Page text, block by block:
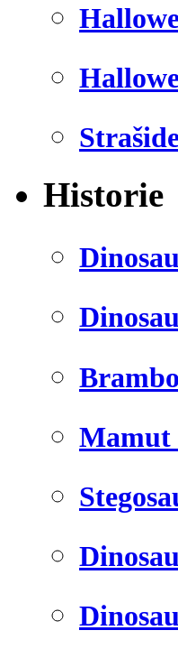
Historie
Mamut